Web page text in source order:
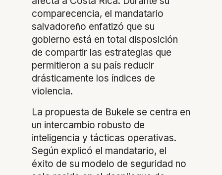
comparecencia, el mandatario
salvadoreño enfatizó que su
gobierno está en total disposición
de compartir las estrategias que
permitieron a su país reducir
drásticamente los índices de
violencia.
La propuesta de Bukele se centra en
un intercambio robusto de
inteligencia y tácticas operativas.
Según explicó el mandatario, el
éxito de su modelo de seguridad no